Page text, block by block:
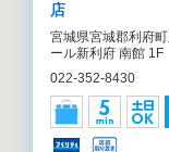
店
宮城県宮城郡利府
ール新利府 南館 1F
022-352-8430